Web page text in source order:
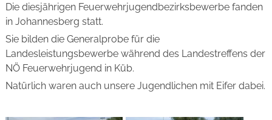
Die diesjährigen Feuerwehrjugendbezirksbewerbe fanden
in Johannesberg statt.
Sie bilden die Generalprobe für die
Landesleistungsbewerbe während des Landestreffens der
NÖ Feuerwehrjugend in Küb.
Natürlich waren auch unsere Jugendlichen mit Eifer dabei.